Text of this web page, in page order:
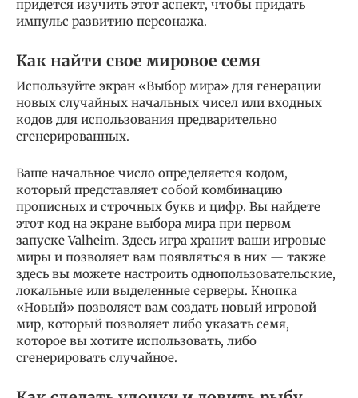
придется изучить этот аспект, чтобы придать
импульс развитию персонажа.
Как найти свое мировое семя
Используйте экран «Выбор мира» для генерации
новых случайных начальных чисел или входных
кодов для использования предварительно
сгенерированных.
Ваше начальное число определяется кодом,
который представляет собой комбинацию
прописных и строчных букв и цифр. Вы найдете
этот код на экране выбора мира при первом
запуске Valheim. Здесь игра хранит ваши игровые
миры и позволяет вам появляться в них — также
здесь вы можете настроить однопользовательские,
локальные или выделенные серверы. Кнопка
«Новый» позволяет вам создать новый игровой
мир, который позволяет либо указать семя,
которое вы хотите использовать, либо
сгенерировать случайное.